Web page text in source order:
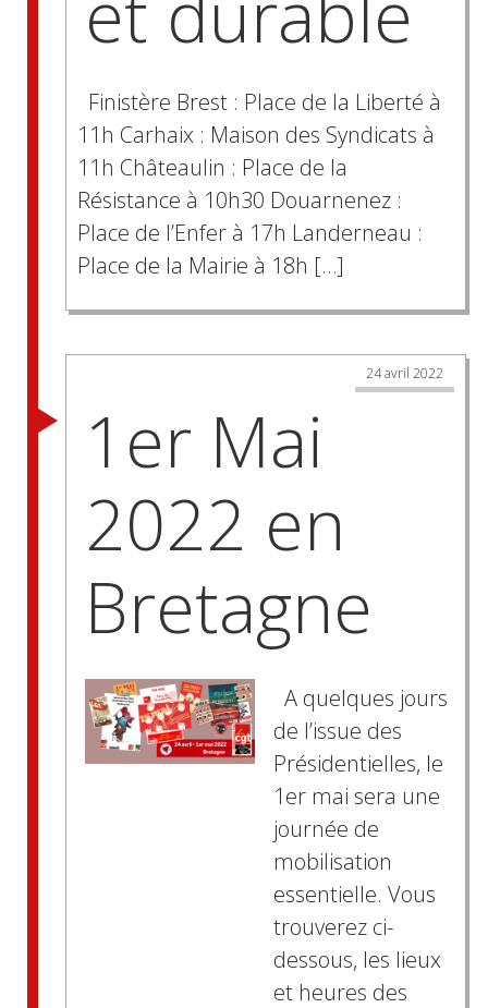
Finistère Brest : Place de la Liberté à
11h Carhaix : Maison des Syndicats à
11h Châteaulin : Place de la
Résistance à 10h30 Douarnenez :
Place de l’Enfer à 17h Landerneau :
Place de la Mairie à 18h […]
24 avril 2022
1er Mai
2022 en
Bretagne
A quelques jours
de l’issue des
Présidentielles, le
1er mai sera une
journée de
mobilisation
essentielle. Vous
trouverez ci-
dessous, les lieux
et heures des